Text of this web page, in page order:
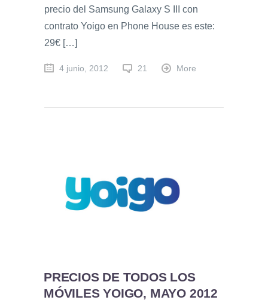
precio del Samsung Galaxy S III con
contrato Yoigo en Phone House es este:
29€ […]
4 junio, 2012 21 More
PRECIOS DE TODOS LOS
MÓVILES YOIGO, MAYO 2012